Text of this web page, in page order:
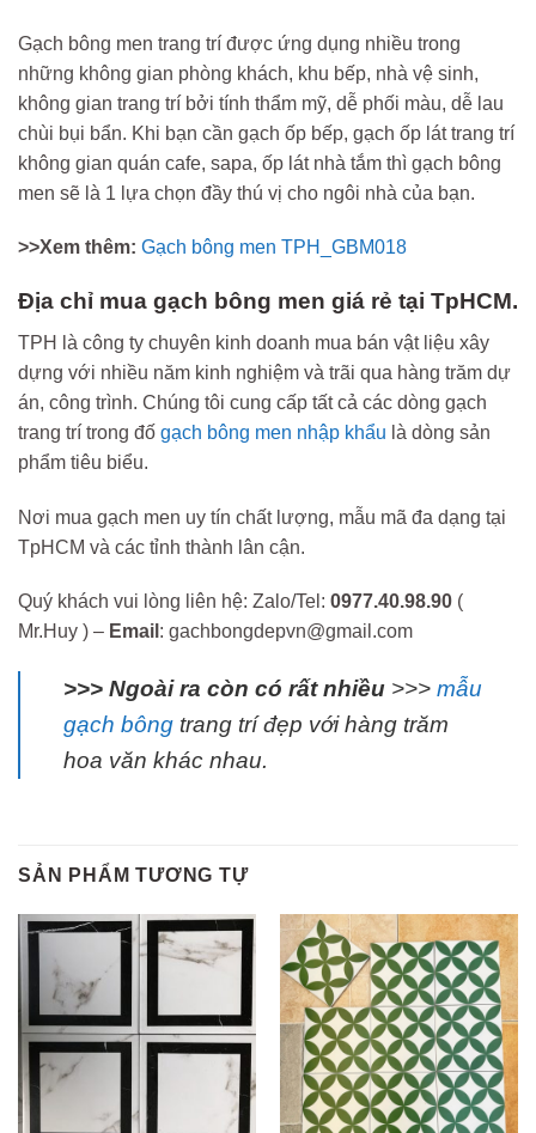
Gạch bông men trang trí được ứng dụng nhiều trong
những không gian phòng khách, khu bếp, nhà vệ sinh,
không gian trang trí bởi tính thẩm mỹ, dễ phối màu, dễ lau
chùi bụi bẩn. Khi bạn cần gạch ốp bếp, gạch ốp lát trang trí
không gian quán cafe, sapa, ốp lát nhà tắm thì gạch bông
men sẽ là 1 lựa chọn đầy thú vị cho ngôi nhà của bạn.
>>Xem thêm: Gạch bông men TPH_GBM018
Địa chỉ mua gạch bông men giá rẻ tại TpHCM.
TPH là công ty chuyên kinh doanh mua bán vật liệu xây
dựng với nhiều năm kinh nghiệm và trãi qua hàng trăm dự
án, công trình. Chúng tôi cung cấp tất cả các dòng gạch
trang trí trong đố gạch bông men nhập khẩu là dòng sản
phẩm tiêu biểu.
Nơi mua gạch men uy tín chất lượng, mẫu mã đa dạng tại
TpHCM và các tỉnh thành lân cận.
Quý khách vui lòng liên hệ: Zalo/Tel: 0977.40.98.90 (
Mr.Huy ) – Email : gachbongdepvn@gmail.com
>>> Ngoài ra còn có rất nhiều >>> mẫu
gạch bông trang trí đẹp với hàng trăm
hoa văn khác nhau.
SẢN PHẨM TƯƠNG TỰ